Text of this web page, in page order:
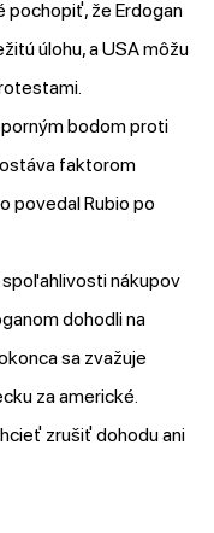
pochopiť, že Erdogan
úlohu, a USA môžu
bodom proti
faktorom
povedalRubio po
nákupov
dohodlina
sa zvažuje
za americké.
zrušiť dohodu ani